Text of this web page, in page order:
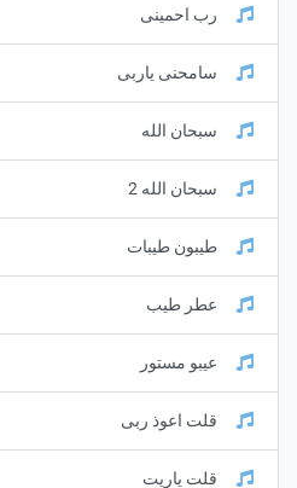
رب احمينى
سامحنى ياربى
سبحان الله
سبحان الله 2
طيبون طيبات
عطر طيب
عيبو مستور
قلت اعوذ ربى
قلت ياريت